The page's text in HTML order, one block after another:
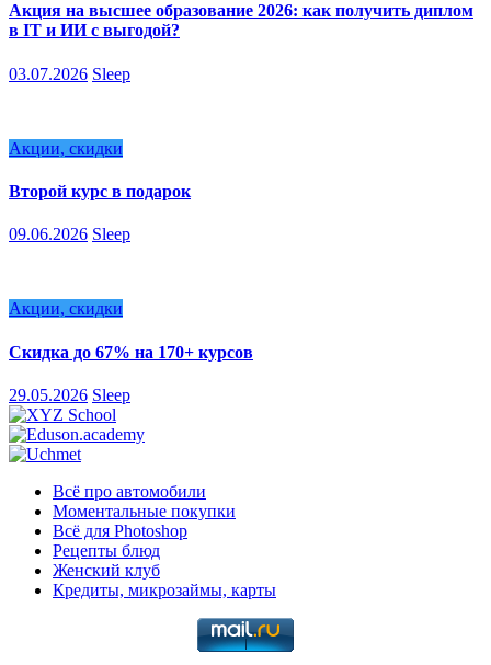
Акция на высшее образование 2026: как получить диплом
в IT и ИИ с выгодой?
03.07.2026 Sleep
Акции, скидки
Второй курс в подарок
09.06.2026 Sleep
Акции, скидки
Скидка до 67% на 170+ курсов
29.05.2026 Sleep
Всё про автомобили
Моментальные покупки
Всё для Photoshop
Рецепты блюд
Женский клуб
Кредиты, микрозаймы, карты